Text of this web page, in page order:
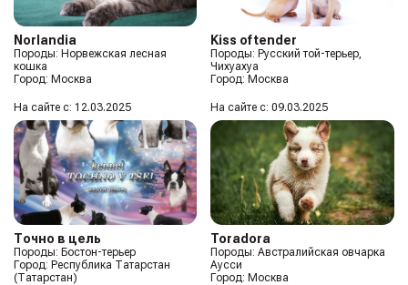
Norlandia
Породы: Норвежская лесная
кошка
Город: Москва
Kiss of tender
Породы: Русский той-терьер,
Чихуахуа
Город: Москва
На сайте с: 12.03.2025
Точно в цель
Породы: Бостон-терьер
Город: Республика Татарстан
(Татарстан)
На сайте с: 09.03.2025
Toradora
Породы: Австралийская овчарка
Аусси
Город: Москва